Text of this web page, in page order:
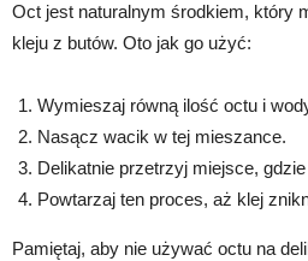
Oct jest naturalnym środkiem, który
kleju z butów. Oto jak go użyć:
Wymieszaj równą ilość octu i
Nasącz wacik w tej mieszance.
Delikatnie przetrzyj miejsce,
Powtarzaj ten proces, aż klej
Pamiętaj, aby nie używać octu na